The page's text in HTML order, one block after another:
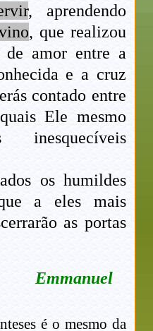
, aprendendo
, que realizou
de amor entre a
e a cruz
contado entre
Ele mesmo
inesquecíveis
os humildes
a eles mais
as portas
Emmanuel
é o mesmo da